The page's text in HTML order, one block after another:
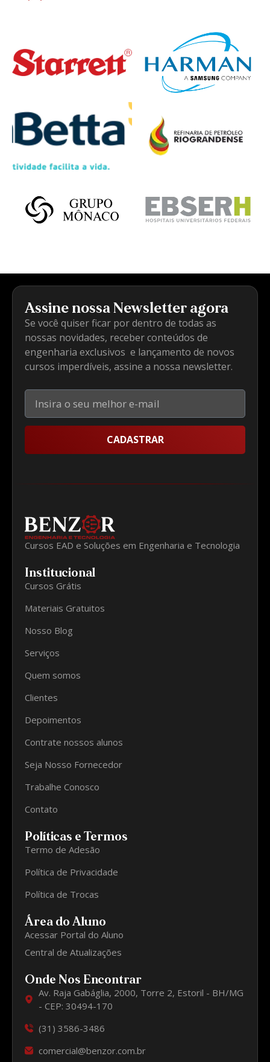
Assine nossa Newsletter agora
Se você quiser ficar por dentro de todas as
nossas novidades, receber conteúdos de
engenharia exclusivos e lançamento de novos
cursos imperdíveis, assine a nossa newsletter.
CADASTRAR
Cursos EAD e Soluções em Engenharia e Tecnologia
Institucional
Cursos Grátis
Materiais Gratuitos
Nosso Blog
Serviços
Quem somos
Clientes
Depoimentos
Contrate nossos alunos
Seja Nosso Fornecedor
Trabalhe Conosco
Contato
Políticas e Termos
Termo de Adesão
Política de Privacidade
Política de Trocas
Área do Aluno
Acessar Portal do Aluno
Central de Atualizações
Onde Nos Encontrar
Av. Raja Gabáglia, 2000, Torre 2, Estoril - BH/MG
- CEP: 30494-170
(31) 3586-3486
comercial@benzor.com.br